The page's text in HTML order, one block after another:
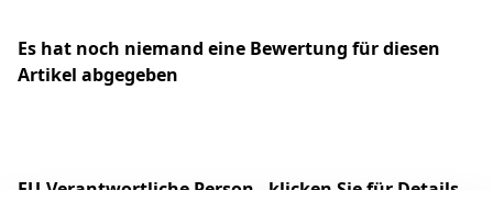
Es hat noch niemand eine Bewertung für diesen
Artikel abgegeben
EU-Verantwortliche Person - klicken Sie für Details